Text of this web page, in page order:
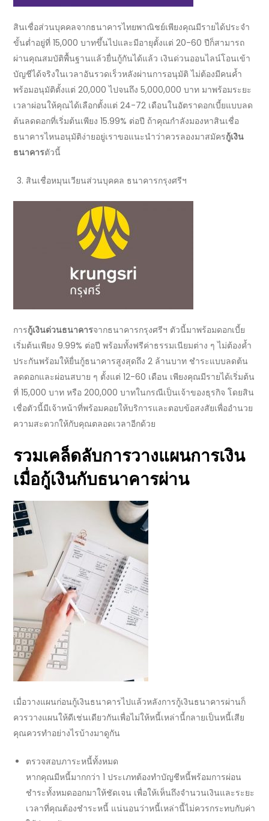
สินเชื่อส่วนบุคคลจากธนาคารไทยพาณิชย์เพียงคุณมีรายได้ประจำ
ขั้นต่ำอยู่ที่ 15,000 บาทขึ้นไปและมีอายุตั้งแต่ 20-60 ปีก็สามารถ
ผ่านคุณสมบัติพื้นฐานแล้วยื่นกู้กันได้แล้ว เงินด่วนออนไลน์โอนเข้า
บัญชีได้จริงในเวลาอันรวดเร็วหลังผ่านการอนุมัติ ไม่ต้องมีคนค้ำ
พร้อมอนุมัติตั้งแต่ 20,000 ไปจนถึง 5,000,000 บาท มาพร้อมระยะ
เวลาผ่อนให้คุณได้เลือกตั้งแต่ 24-72 เดือนในอัตราดอกเบี้ยแบบลด
ต้นลดดอกที่เริ่มต้นเพียง 15.99% ต่อปี ถ้าคุณกำลังมองหาสินเชื่อ
ธนาคารไหนอนุมัติง่ายอยู่เราขอแนะนำว่าควรลองมาสมัครกู้เงิน
ธนาคารตัวนี้
สินเชื่อหมุนเวียนส่วนบุคคล ธนาคารกรุงศรีฯ
การกู้เงินด่วนธนาคารจากธนาคารกรุงศรีฯ ตัวนี้มาพร้อมดอกเบี้ย
เริ่มต้นเพียง9.99% ต่อปี พร้อมทั้งฟรีค่าธรรมเนียมต่าง ๆ ไม่ต้องค้ำ
ประกันพร้อมให้ยื่นกู้ธนาคารสูงสุดถึง2 ล้านบาท ชำระแบบลดต้น
ลดดอกและผ่อนสบาย ๆ ตั้งแต่12-60 เดือน เพียงคุณมีรายได้เริ่มต้น
ที่15,000บาท หรือ200,000บาทในกรณีเป็นเจ้าของธุรกิจ โดยสิน
เชื่อตัวนี้มีเจ้าหน้าที่พร้อมคอยให้บริการและตอบข้อสงสัยเพื่ออำนวย
ความสะดวกให้กับคุณตลอดเวลาอีกด้วย
รวมเคล็ดลับการวางแผนการเงิน
เมื่อกู้เงินกับธนาคารผ่าน
เมื่อวางแผนก่อนกู้เงินธนาคารไปแล้วหลังการกู้เงินธนาคารผ่านก็
ควรวางแผนให้ดีเช่นเดียวกันเพื่อไม่ให้หนี้เหล่านี้กลายเป็นหนี้เสีย
คุณควรทำอย่างไรบ้างมาดูกัน
ตรวจสอบภาระหนี้ทั้งหมด
หากคุณมีหนี้มากกว่า 1 ประเภทต้องทำบัญชีหนี้พร้อมการผ่อน
ชำระทั้งหมดออกมาให้ชัดเจน เพื่อให้เห็นถึงจำนวนเงินและระยะ
เวลาที่คุณต้องชำระหนี้ แน่นอนว่าหนี้เหล่านี้ไม่ควรกระทบกับค่า